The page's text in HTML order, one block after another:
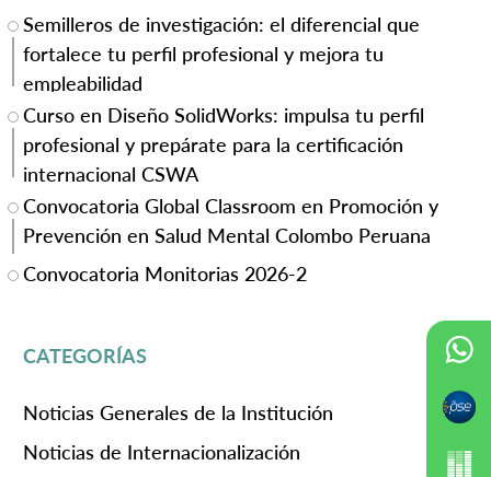
Semilleros de investigación: el diferencial que
fortalece tu perfil profesional y mejora tu
empleabilidad
Curso en Diseño SolidWorks: impulsa tu perfil
profesional y prepárate para la certificación
internacional CSWA
Convocatoria Global Classroom en Promoción y
Prevención en Salud Mental Colombo Peruana
Convocatoria Monitorias 2026-2
CATEGORÍAS
Noticias Generales de la Institución
Noticias de Internacionalización